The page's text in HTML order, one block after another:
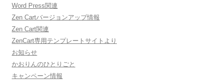
Word Press関連
Zen Cartバージョンアップ情報
Zen Cart関連
ZenCart専用テンプレートサイトより
お知らせ
かおりんのひとりごと
キャンペーン情報